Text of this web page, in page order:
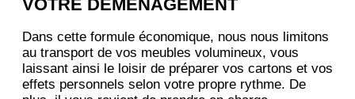
VOTRE DÉMÉNAGEMENT
Dans cette formule économique, nous nous limitons
au transport de vos meubles volumineux, vous
laissant ainsi le loisir de préparer vos cartons et vos
effets personnels selon votre propre rythme. De